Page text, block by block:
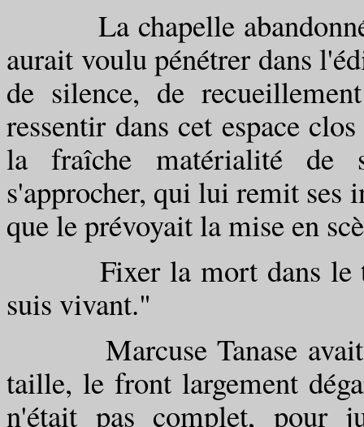
La chapelle
aurait voulu pénétrer dans
de silence, de
ressentir dans cet espace
la fraîche matérialité de
s'approcher, qui lui remit ses
que le prévoyait la mise en
Fixer la mort dans le
suis vivant."
Marcuse Tanase avait
taille, le front largement
n'était pas complet, pour